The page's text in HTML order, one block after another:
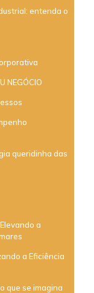
entenda o
NEGÓCIO
queridinha das
a
a Eficiência
que se imagina